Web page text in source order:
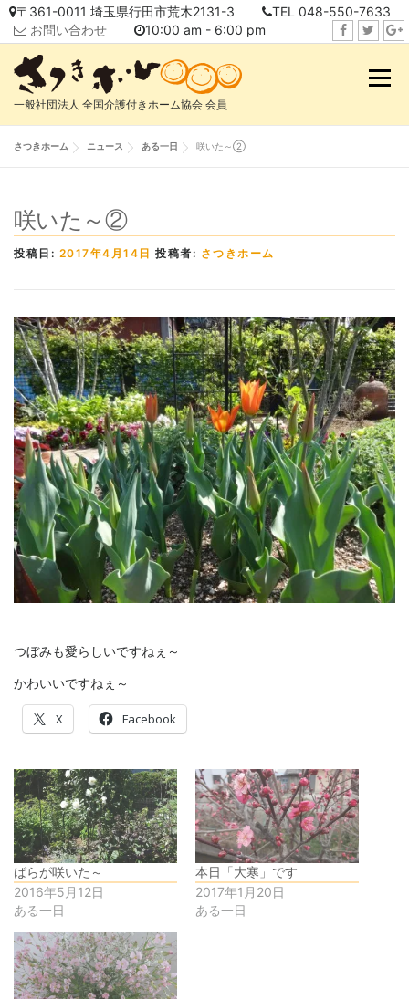
コ
テ
ス
〒361-0011 埼玉県行田市荒木2131-3
TEL 048-550-7633
お問い合わせ
10:00 am - 6:00 pm
w
i
一般社団法人 全国介護付きホーム協会 会員
メニュ
さつきホーム ニュース ある一日 咲いた～②
咲いた～②
投稿日: 2017年4月14日 投稿者: さつきホーム
つぼみも愛らしいですねぇ～
かわいいですねぇ～
X Facebook
ばらが咲いた～
2016年5月12日
ある一日
本日「大寒」です
2017年1月20日
ある一日